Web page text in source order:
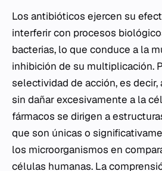
Los antibióticos ejercen su
interferir con procesos
bacterias, lo que conduce a la
inhibición de su multiplicación.
selectividad de acción, es decir,
sin dañar excesivamente a la
fármacos se dirigen a
que son únicas o
los microorganismos en
células humanas. La